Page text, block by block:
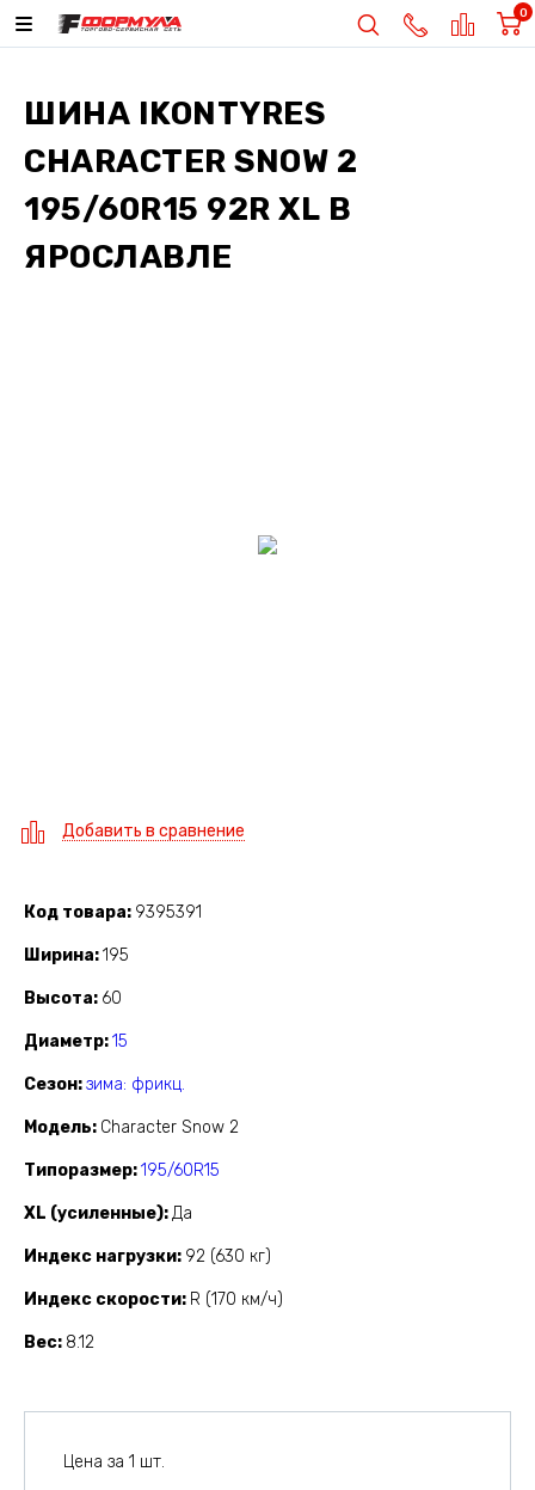
0
ШИНА IKONTYRES
CHARACTER SNOW 2
195/60R15 92R XL В
ЯРОСЛАВЛЕ
Добавить в сравнение
Код товара 9395391
Ширина 195
Высота 60
Диаметр 15
Сезон зима: фрикц.
Модель Character Snow 2
Типоразмер 195/60R15
XL (усиленные) Да
Индекс нагрузки 92 (630 кг)
Индекс скорости R (170 км/ч)
Вес 8.12
Цена за 1 шт.